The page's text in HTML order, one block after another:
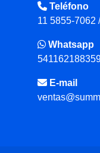
Teléfono
11 5855-7062
Whatsapp
E-mail